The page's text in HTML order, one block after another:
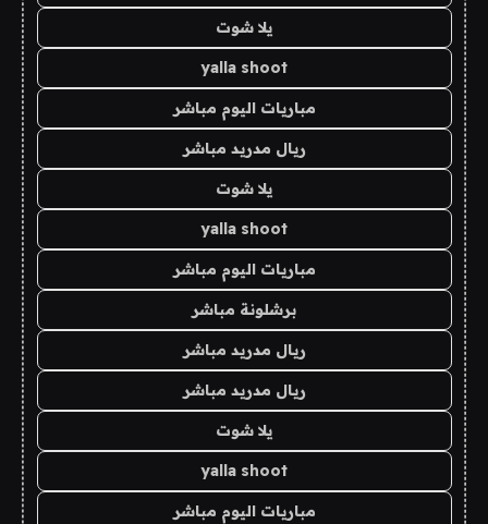
يلا شوت
yalla shoot
مباريات اليوم مباشر
ريال مدريد مباشر
يلا شوت
yalla shoot
مباريات اليوم مباشر
برشلونة مباشر
ريال مدريد مباشر
ريال مدريد مباشر
يلا شوت
yalla shoot
مباريات اليوم مباشر